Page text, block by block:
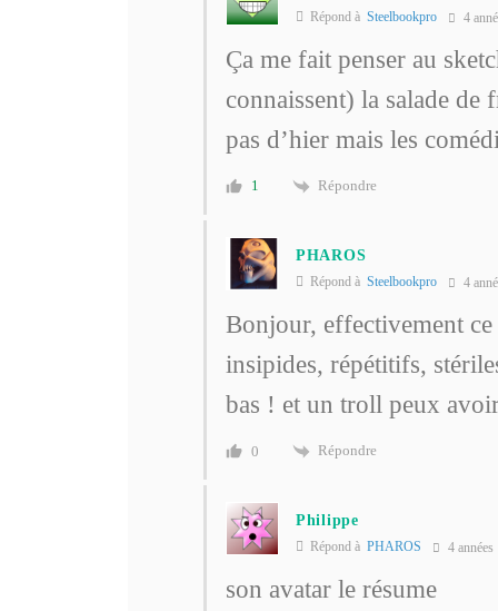
Répond à Steelbookpro 4
Ça me fait penser au
connaissent) la salade de
pas d’hier mais les
1 Répondre
PHAROS
Répond à Steelbookpro 4
Bonjour, effectivement ce
insipides, répétitifs,
bas ! et un troll peux
0 Répondre
Philippe
Répond à PHAROS 4 années
son avatar le résume